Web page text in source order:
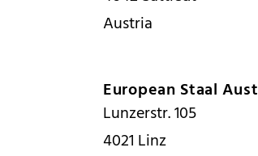
Austria
European Staal
Lunzerstr. 105
4021 Linz